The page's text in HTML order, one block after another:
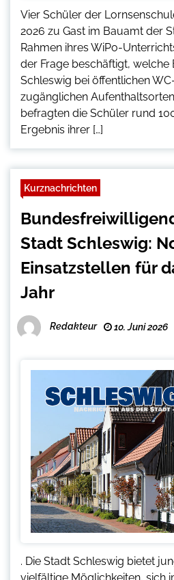
Vier Schüler der
2026 zu Gast im Bauamt der
Rahmen ihres WiPo-
der Frage beschäftigt, welche
Schleswig bei öffentlichen
zugänglichen
befragten die Schüler rund
Ergebnis ihrer […]
Kurznachrichten
Stadt Schleswig:
Einsatzstellen für
Jahr
Redakteur 10. Juni 2026
. Die Stadt Schleswig bietet